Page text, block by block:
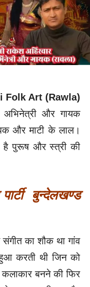
Folk Art (Rawla)
और गायक
और माटी के लाल।
है पुरूष और स्त्री की
बुन्देलखण्ड
का शौक था गांव
हुआ करती थी जिन को
बनने की फिर